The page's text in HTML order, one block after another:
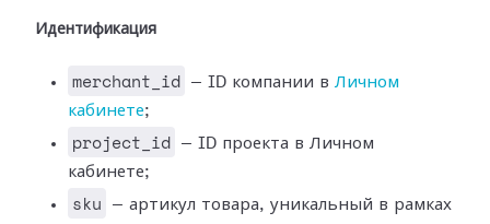
Идентификация
merchant_id — ID компании в Личном
кабинете;
project_id
— ID проекта в Личном
кабинете;
sku
— артикул товара, уникальный в рамках